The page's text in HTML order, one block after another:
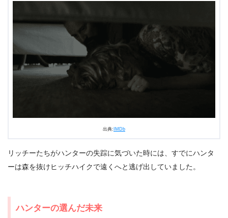
出典: IMDb
リッチーたちがハンターの失踪に気づいた時には、すでにハンタ
ーは森を抜けヒッチハイクで遠くへと逃げ出していました。
ハンターの選んだ未来